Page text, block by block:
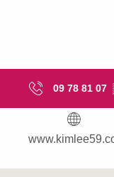
09 78 81 07